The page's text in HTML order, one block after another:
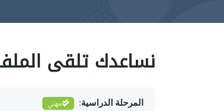
نساعدك تلقى
المرحلة الدراسية: مهني